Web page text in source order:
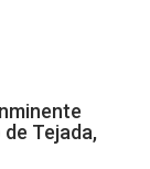
Tejada,